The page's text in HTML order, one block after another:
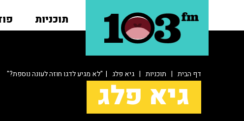
תוכניות
דף הבית | תוכניות | גיא פלג | "לא מגיע לדגו חוזה לעונה נוספת?"
גיא פלג